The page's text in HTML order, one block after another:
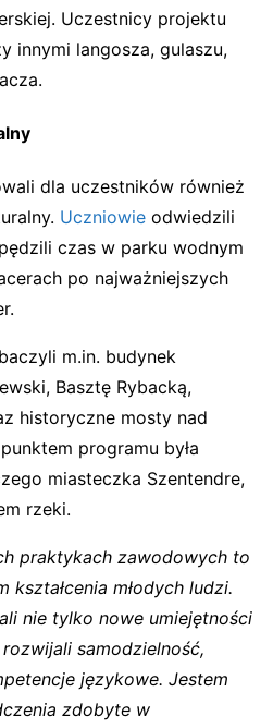
Uczestnicy projektu
innymi langosza, gulaszu,
dla uczestników również
Uczniowie odwiedzili
czas w parku wodnym
po najważniejszych
m.in. budynek
Basztę Rybacką,
historyczne mosty nad
programu była
miasteczka Szentendre,
rzeki.
praktykach zawodowych to
kształcenia młodych ludzi.
nie tylko nowe umiejętności
samodzielność,
językowe. Jestem
zdobyte w